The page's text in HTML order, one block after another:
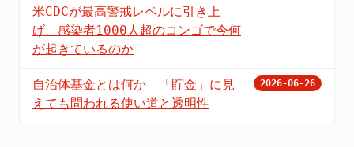
米CDCが最高警戒レベルに引き上
げ、感染者1000人超のコンゴで今何
が起きているのか
自治体基金とは何か 「貯金」に見
えても問われる使い道と透明性
2026-06-26